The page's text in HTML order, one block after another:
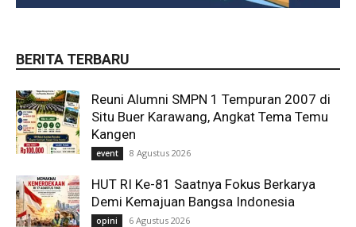
BERITA TERBARU
Reuni Alumni SMPN 1 Tempuran 2007 di
Situ Buer Karawang, Angkat Tema Temu
Kangen
event 8 Agustus 2026
HUT RI Ke-81 Saatnya Fokus Berkarya
Demi Kemajuan Bangsa Indonesia
opini 6 Agustus 2026